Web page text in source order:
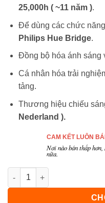
25,000h ( ~11 năm ).
Để dùng các chức
Philips Hue Bridge.
Đồng bộ hóa ánh sáng
Cá nhân hóa trải
tảng.
Thương hiệu chiếu
Nederland ).
CAM KẾT LUÔN
Nơi nào bán thấp hơn,
nữa.
Số lượng